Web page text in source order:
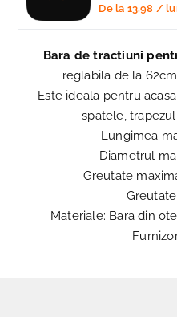
De la 13,98 /
Bara de tractiuni
reglabila de la
Este ideala pentru
spatele,
Lungimea
Diametrul
Greutate
Materiale: Bara din